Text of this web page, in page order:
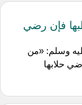
فإن رضي
وسلم: «من
حلابها